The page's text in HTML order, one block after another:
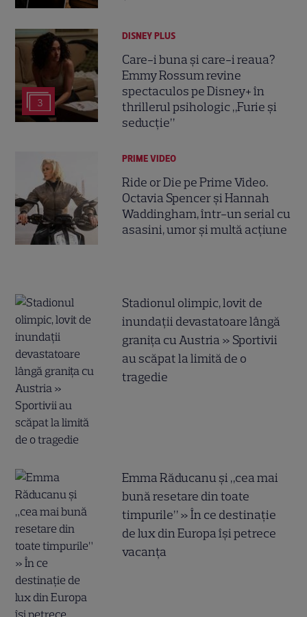
3
DISNEY PLUS
Care-i buna și care-i reaua?
Emmy Rossum revine
spectaculos pe Disney+ în
thrillerul psihologic „Furie și
seducție”
PRIME VIDEO
Ride or Die pe Prime Video.
Octavia Spencer și Hannah
Waddingham, într-un serial cu
asasini, umor și multă acțiune
Stadionul olimpic, lovit de
inundații devastatoare lângă
granița cu Austria » Sportivii
au scăpat la limită de o
tragedie
Emma Răducanu și „cea mai
bună resetare din toate
timpurile” » În ce destinație
de lux din Europa își petrece
vacanța